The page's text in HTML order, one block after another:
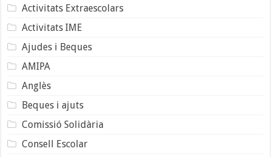
Activitats Extraescolars
Activitats IME
Ajudes i Beques
AMIPA
Anglès
Beques i ajuts
Comissió Solidària
Consell Escolar